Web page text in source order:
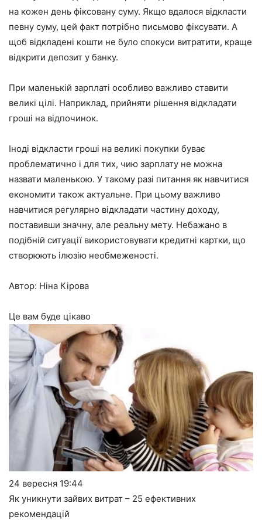
на кожен день фіксовану суму. Якщо вдалося відкласти
певну суму, цей факт потрібно письмово фіксувати. А
щоб відкладені кошти не було спокуси витратити, краще
відкрити депозит у банку.
При маленькій зарплаті особливо важливо ставити
великі цілі. Наприклад, прийняти рішення відкладати
гроші на відпочинок.
Іноді відкласти гроші на великі покупки буває
проблематично і для тих, чию зарплату не можна
назвати маленькою. У такому разі питання як навчитися
економити також актуальне. При цьому важливо
навчитися регулярно відкладати частину доходу,
поставивши значну, але реальну мету. Небажано в
подібній ситуації використовувати кредитні картки, що
створюють ілюзію необмеженості.
Автор: Ніна Кірова
Це вам буде цікаво
24 вересня 19:44
Як уникнути зайвих витрат – 25 ефективних
рекомендацій